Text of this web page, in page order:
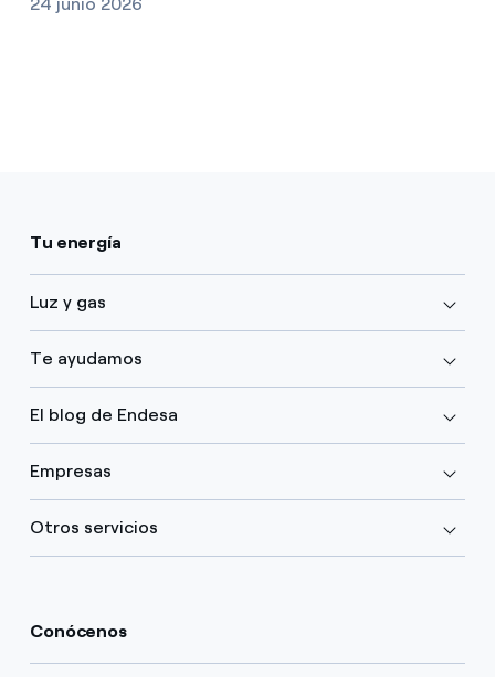
24 junio 2026
Tu energía
Luz y gas
Te ayudamos
El blog de Endesa
Empresas
Otros servicios
Conócenos